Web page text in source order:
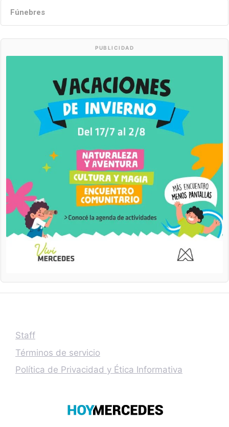
Fúnebres
PUBLICIDAD
Staff
Términos de servicio
Política de Privacidad y Ética Informativa